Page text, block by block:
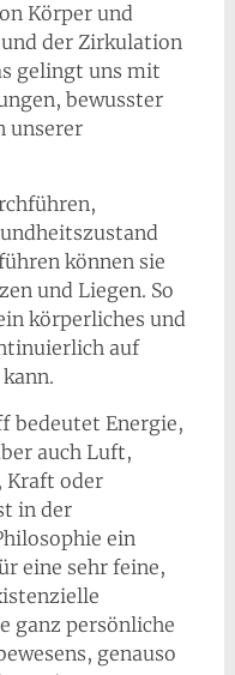
Körper und
der Zirkulation
gelingt uns mit
bewusster
unserer
können sie
und Liegen. So
körperliches und
auf
bedeutet Energie,
auch Luft,
Kraft oder
in der
ein
eine sehr feine,
ganz persönliche
genauso